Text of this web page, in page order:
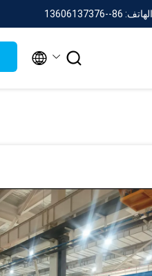
الهاتف: 86--13606137376
 